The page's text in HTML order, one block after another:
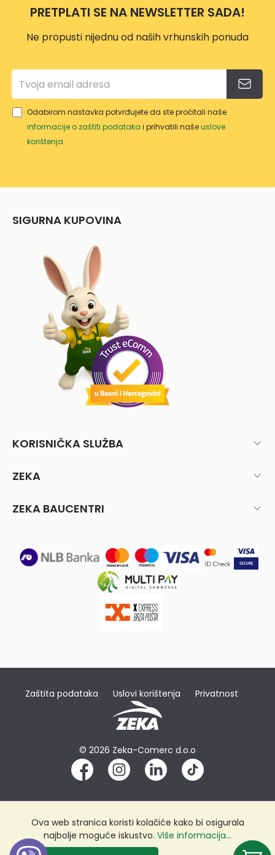
PRETPLATI SE NA NEWSLETTER SADA!
Ne propusti nijednu od naših vrhunskih ponuda
Odabirom nastavka potvrđujete da ste pročitali naše
informacije o zaštiti podataka i prihvatili našeuslove
korištenja.
SIGURNA KUPOVINA
KORISNIČKA SLUŽBA
ZEKA
ZEKA BAUCENTRI
Zaštita podataka Uslovi korištenja Privatnost
© 2026 Zeka-Comerc d.o.o
Ova web stranica koristi kolačiće kako bi osigurala
najbolje moguće iskustvo. Više informacija...